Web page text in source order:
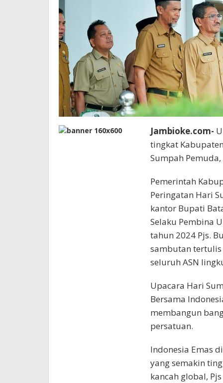
Jambioke.com-
tingkat
Sumpah Pemuda,
Pemerintah
Peringatan Hari
kantor Bupati
Selaku Pembina
tahun 2024 Pjs.
sambutan tertulis
seluruh ASN
Upacara Hari
Bersama
membangun
persatuan.
Indonesia Emas
yang semakin
kancah global,